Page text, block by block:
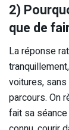
2)
que de
La réponse
voitures,
parcours. On
fait sa séance